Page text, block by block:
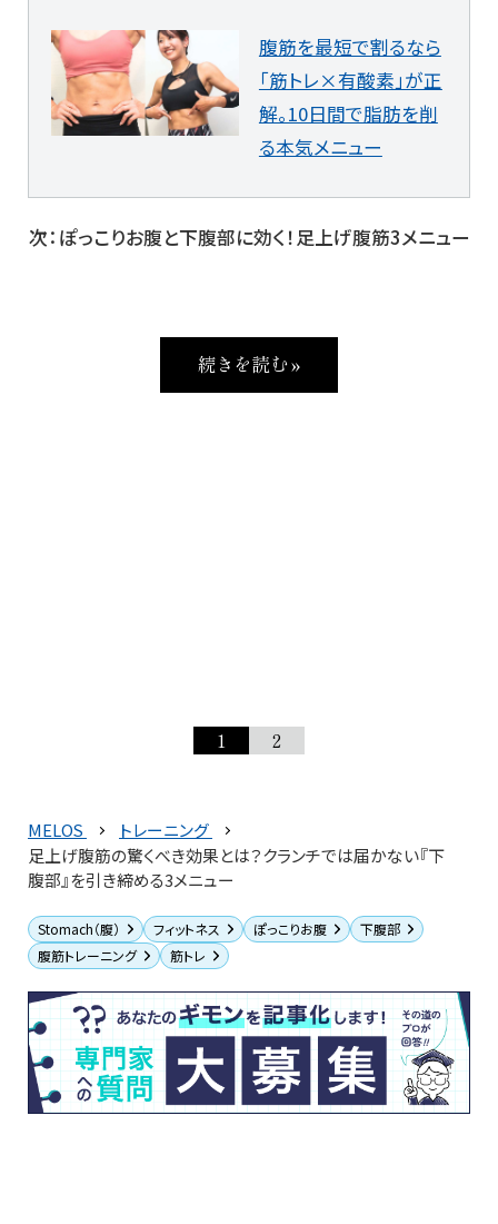
腹筋を最短で割るなら
「筋トレ×有酸素」が正
解。10日間で脂肪を削
る本気メニュー
次：ぽっこりお腹と下腹部に効く！足上げ腹筋3メニュー
続きを読む »
1 2
MELOS
トレーニング
足上げ腹筋の驚くべき効果とは？クランチでは届かない『下
腹部』を引き締める3メニュー
Stomach（腹） フィットネス ぽっこりお腹
下腹部
腹筋トレーニング
筋トレ